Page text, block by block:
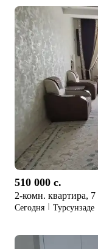
510 000 c.
2-комн. квартира,
Сегодня Турсунзаде